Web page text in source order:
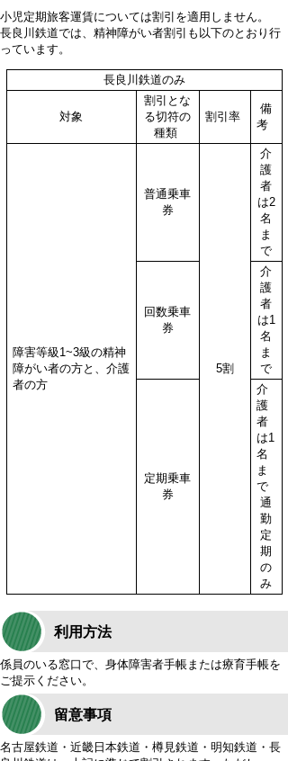
小児定期旅客運賃については割引を適用しません。
長良川鉄道では、精神障がい者割引も以下のとおり行
っています。
長良川鉄道のみ
対象
割引とな
る切符の
種類
割引率
備
考
障害等級1~3級の精神
障がい者の方と、介護
者の方
普通乗車
券
5割
介
護
者
は2
名
ま
で
回数乗車
券
介
護
者
は1
名
ま
で
定期乗車
券
介
護
者
は1
名
ま
で
通
勤
定
期
の
み
利用方法
係員のいる窓口で、身体障害者手帳または療育手帳を
ご提示ください。
留意事項
名古屋鉄道・近畿日本鉄道・樽見鉄道・明知鉄道・長